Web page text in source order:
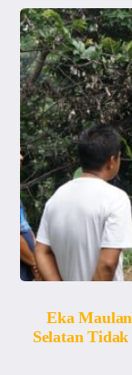
Eka
Selatan